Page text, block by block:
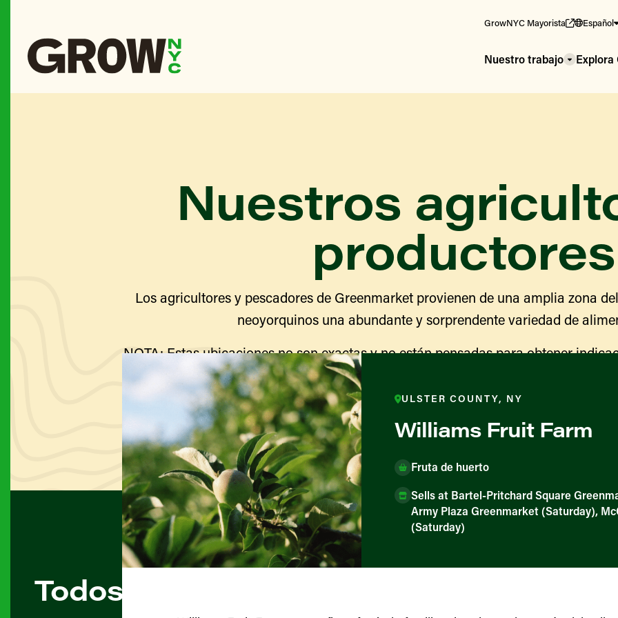
GrowNYC Mayorista Español
Nuestro trabajo Explora
Nuestros
productores
Los agricultores y pescadores de Greenmarket provienen de una amplia zona
neoyorquinos una abundante y sorprendente variedad de
NOTA: Estas ubicaciones no son exactas y no están pensadas para obtener
Visite el sitio web de cada granja para obtener información sobre las
indicaciones para llegar.
Todos los agricultores y productores
ULSTER COUNTY, NY
Williams Fruit Farm
Fruta de huerto
Sells at Bartel-Pritchard Square
Army Plaza Greenmarket (Saturday),
(Saturday)